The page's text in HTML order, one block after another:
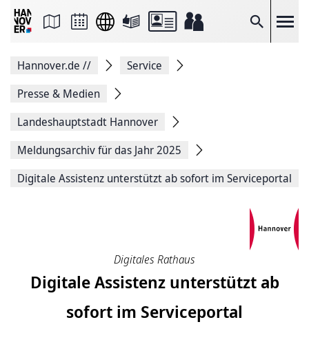
Suche
Seite
Facebook
teilen
Seitenlink
Seite
Hannover.de //
Service
Presse & Medien
Landeshauptstadt Hannover
Meldungsarchiv für das Jahr 2025
Digitale Assistenz unterstützt ab sofort im Serviceportal
Digitales Rathaus
Digitale Assistenz unterstützt ab
sofort im Serviceportal